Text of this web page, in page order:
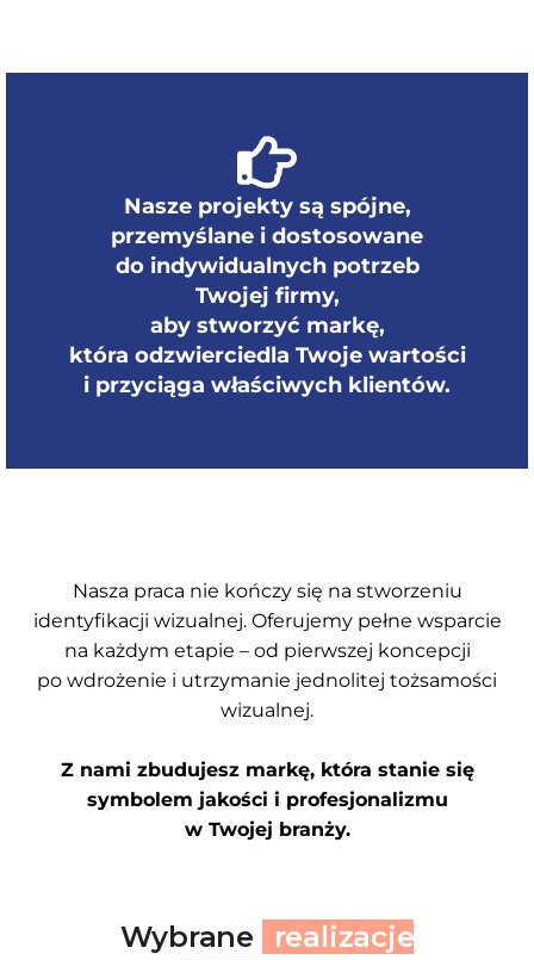
Nasze projekty są spójne,
przemyślane i dostosowane
do indywidualnych potrzeb
Twojej firmy,
aby stworzyć markę,
która odzwierciedla Twoje wartości
i przyciąga właściwych klientów.
Nasza praca nie kończy się na stworzeniu
identyfikacji wizualnej. Oferujemy pełne wsparcie
na każdym etapie – od pierwszej koncepcji
po wdrożenie i utrzymanie jednolitej tożsamości
wizualnej.
Z nami zbudujesz markę, która stanie się
symbolem jakości i profesjonalizmu
w Twojej branży.
Wybrane
realizacje